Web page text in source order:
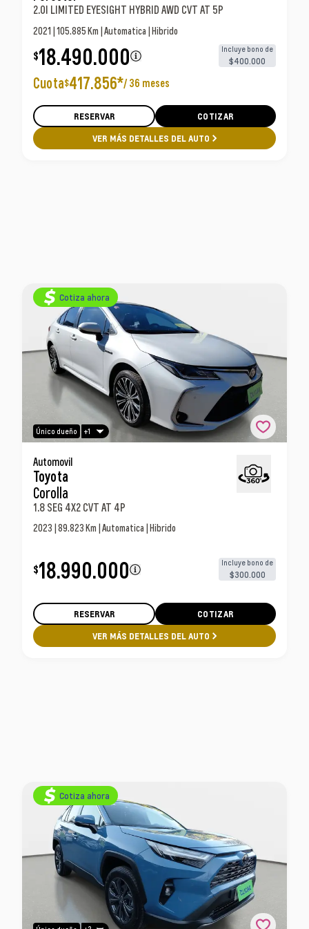
2.0I LIMITED EYESIGHT HYBRID AWD CVT AT 5P
2021 | 105.885 Km | Automatica | Hibrido
$18.490.000 Incluye bono de
$400.000
Cuota$417.856*/36 meses
RESERVAR
COTIZAR
VER MÁS DETALLES DEL AUTO
Cotiza ahora
Único dueño +1
Toyota Corolla 1.8 Seg 4x2 Cvt At 4p Automovil
Automovil
Toyota
Corolla
1.8 SEG 4X2 CVT AT 4P
2023 | 89.823 Km | Automatica | Hibrido
$18.990.000 Incluye bono de
$300.000
RESERVAR
COTIZAR
VER MÁS DETALLES DEL AUTO
Cotiza ahora